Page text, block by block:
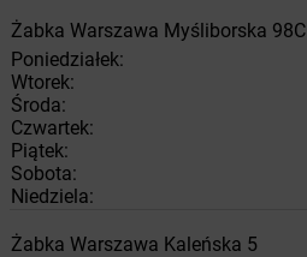
Żabka Warszawa Myśliborska 98C
Poniedziałek:
Wtorek:
Środa:
Czwartek:
Piątek:
Sobota:
Niedziela:
Żabka Warszawa Kaleńska 5